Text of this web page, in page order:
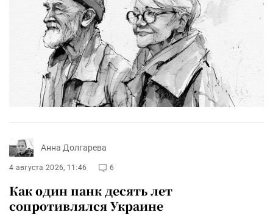
Анна Долгарева
4 августа 2026, 11:46 6
Как один панк десять лет
сопротивлялся Украине